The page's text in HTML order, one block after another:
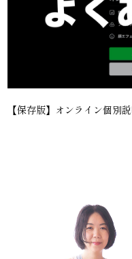
【保存版】オンライン個別